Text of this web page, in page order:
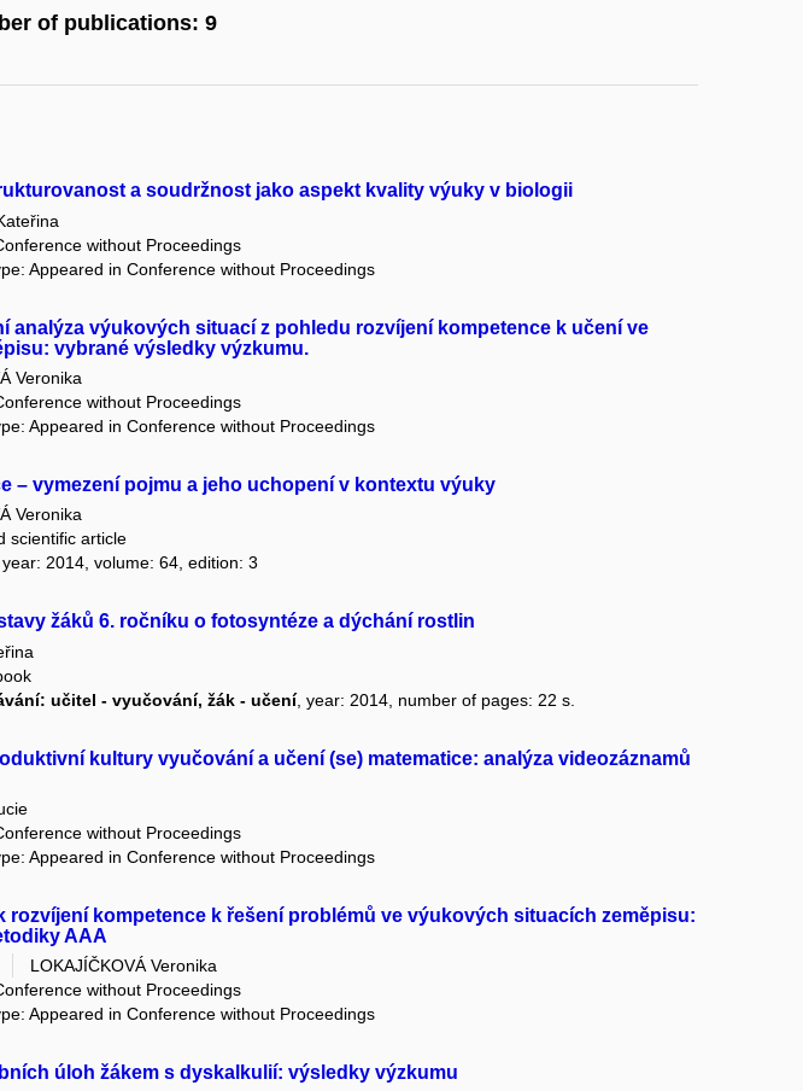
of publications: 9
a soudržnost jako aspekt kvality výuky v biologii
without Proceedings
Appeared in Conference without Proceedings
analýza výukových situací z pohledu rozvíjení kompetence k učení ve
vybrané výsledky výzkumu.
Veronika
without Proceedings
Appeared in Conference without Proceedings
– vymezení pojmu a jeho uchopení v kontextu výuky
Veronika
scientific article
year: 2014, volume: 64, edition: 3
žáků 6. ročníku o fotosyntéze a dýchání rostlin
učitel - vyučování, žák - učení, year: 2014, number of pages: 22 s.
kultury vyučování a učení (se) matematice: analýza videozáznamů
without Proceedings
Appeared in Conference without Proceedings
rozvíjení kompetence k řešení problémů ve výukových situacích zeměpisu:
AAA
LOKAJÍČKOVÁ Veronika
without Proceedings
Appeared in Conference without Proceedings
úloh žákem s dyskalkulií: výsledky výzkumu